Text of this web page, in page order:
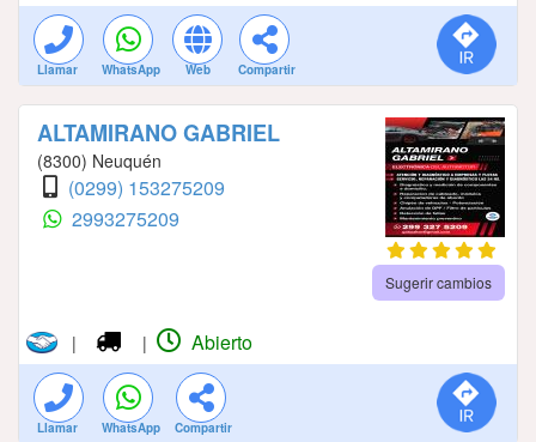
Llamar WhatsApp Web Compartir
ALTAMIRANO GABRIEL
(8300) Neuquén
(0299) 153275209
2993275209
Sugerir cambios
| | Abierto
Llamar WhatsApp Compartir